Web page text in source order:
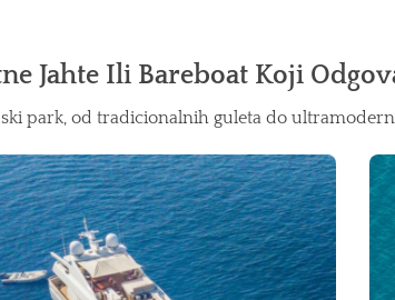
Jahte Ili Bareboat Koji
park, od tradicionalnih guleta do